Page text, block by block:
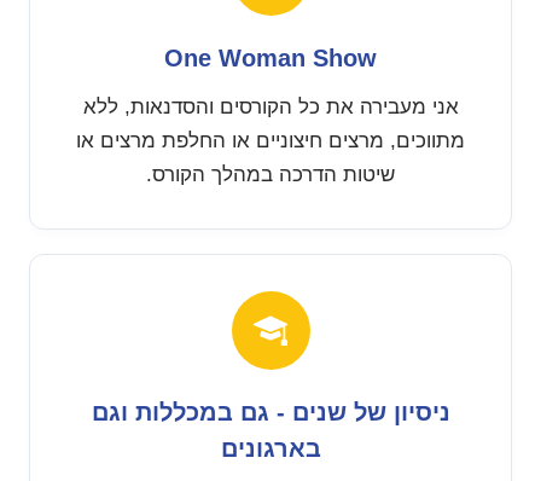
One Woman Show
אני מעבירה את כל הקורסים והסדנאות, ללא
מתווכים, מרצים חיצוניים או החלפת מרצים או
שיטות הדרכה במהלך הקורס.
ניסיון של שנים - גם במכללות וגם
בארגונים